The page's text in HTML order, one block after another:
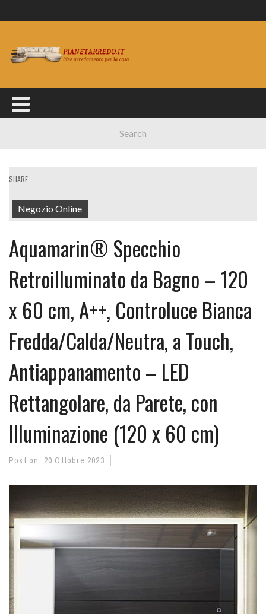
SHARE
Negozio Online
Aquamarin® Specchio
Retroilluminato da Bagno – 120
x 60 cm, A++, Controluce Bianca
Fredda/Calda/Neutra, a Touch,
Antiappanamento – LED
Rettangolare, da Parete, con
Illuminazione (120 x 60 cm)
Post on: 20 Ottobre 2023